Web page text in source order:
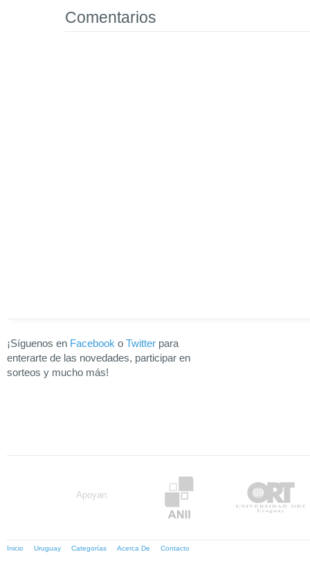
Comentarios
¡Síguenos en Facebook o Twitter para
enterarte de las novedades, participar en
sorteos y mucho más!
Apoyan:
Inicio Uruguay Categorías Acerca De Contacto